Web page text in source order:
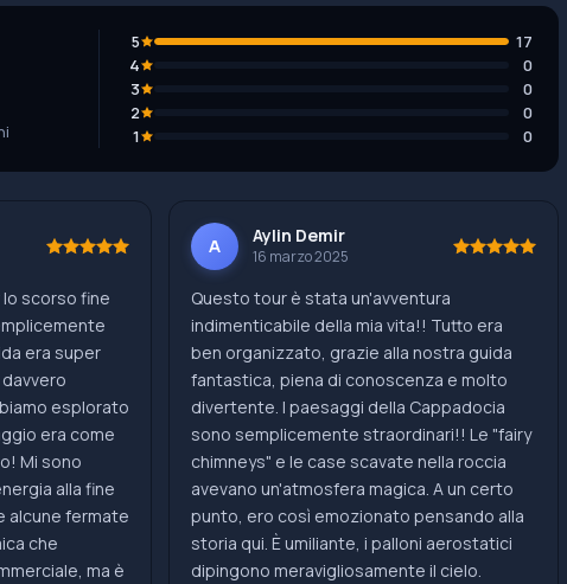
5
17
4
0
3
0
2
0
1
0
scorso fine
era super
esplorato
era come
Mi sono
alla fine
alcune fermate
che
ma è
A Aylin Demir
16 marzo 2025
Questo tour è stata un'avventura
indimenticabile della mia vita!! Tutto era
ben organizzato, grazie alla nostra guida
fantastica, piena di conoscenza e molto
divertente. I paesaggi della Cappadocia
sono semplicemente straordinari!! Le "fairy
chimneys" e le case scavate nella roccia
avevano un'atmosfera magica. A un certo
punto, ero così emozionato pensando alla
storia qui. È umiliante, i palloni aerostatici
dipingono meravigliosamente il cielo.